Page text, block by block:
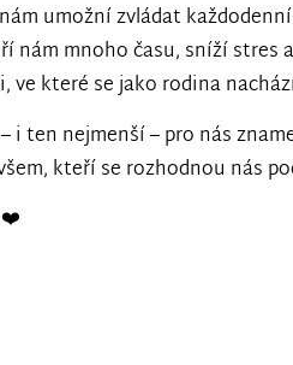
umožní zvládat
nám mnoho času, sníží stres
ve které se jako rodina
i ten nejmenší – pro nás
kteří se rozhodnou nás
❤️